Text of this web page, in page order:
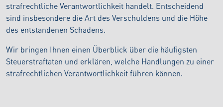
strafrechtliche Verantwortlichkeit handelt. Entscheidend
sind insbesondere die Art des Verschuldens und die Höhe
des entstandenen Schadens.
Wir bringen Ihnen einen Überblick über die häufigsten
Steuerstraftaten und erklären, welche Handlungen zu einer
strafrechtlichen Verantwortlichkeit führen können.